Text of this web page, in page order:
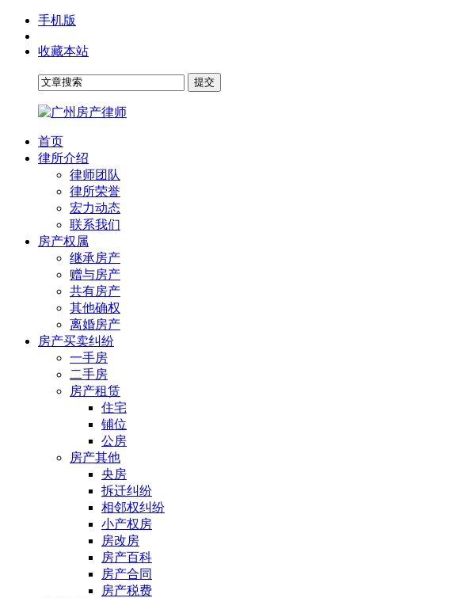
手机版
收藏本站
首页
律所介绍
律师团队
律所荣誉
宏力动态
联系我们
房产权属
继承房产
赠与房产
共有房产
其他确权
离婚房产
房产买卖纠纷
一手房
二手房
房产租赁
住宅
铺位
公房
房产其他
央房
拆迁纠纷
相邻权纠纷
小产权房
房改房
房产百科
房产合同
房产税费